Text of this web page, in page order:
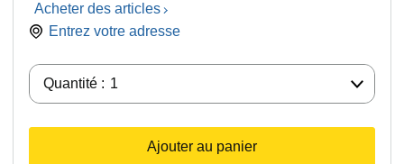
Acheter des articles
Entrez votre adresse
Quantité : 1
Ajouter au panier